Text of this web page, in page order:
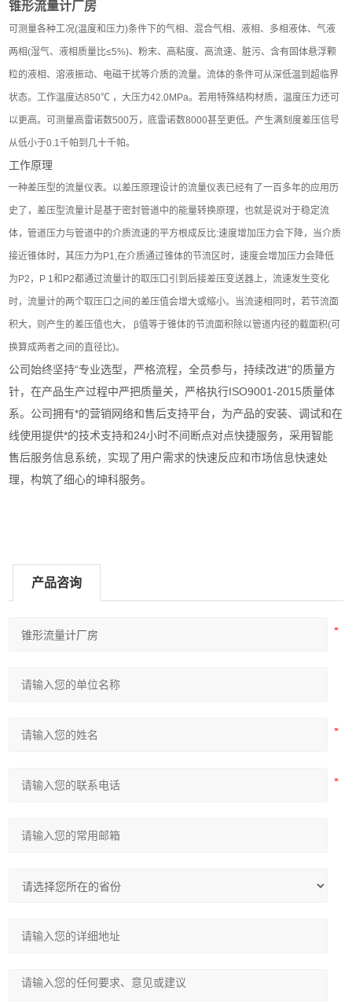
锥形流量计厂房
可测量各种工况(温度和压力)条件下的气相、混合气相、液相、多相液体、气液
两相(湿气、液相质量比≤5%)、粉末、高粘度、高流速、脏污、含有固体悬浮颗
粒的液相、溶液振动、电磁干扰等介质的流量。流体的条件可从深低温到超临界
状态。工作温度达850℃ ，大压力42.0MPa。若用特殊结构材质，温度压力还可
以更高。可测量高雷诺数500万，底雷诺数8000甚至更低。产生满刻度差压信号
从低小于0.1千帕到几十千帕。
工作原理
一种差压型的流量仪表。以差压原理设计的流量仪表已经有了一百多年的应用历
史了，差压型流量计是基于密封管道中的能量转换原理，也就是说对于稳定流
体，管道压力与管道中的介质流速的平方根成反比:速度增加压力会下降，当介质
接近锥体时，其压力为P1,在介质通过锥体的节流区时，速度会增加压力会降低
为P2，P 1和P2都通过流量计的取压口引到后接差压变送器上，流速发生变化
时，流量计的两个取压口之间的差压值会增大或缩小。当流速相同时，若节流面
积大，则产生的差压值也大， β值等于锥体的节流面积除以管道内径的截面积(可
换算成两者之间的直径比)。
公司始终坚持“专业选型，严格流程，全员参与，持续改进"的质量方
针，在产品生产过程中严把质量关，严格执行ISO9001-2015质量体
系。公司拥有*的营销网络和售后支持平台，为产品的安装、调试和在
线使用提供*的技术支持和24小时不间断点对点快捷服务，采用智能
售后服务信息系统，实现了用户需求的快速反应和市场信息快速处
理，构筑了细心的坤科服务。
产品咨询